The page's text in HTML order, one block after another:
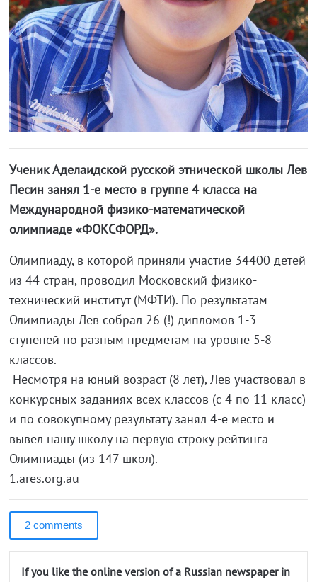
Ученик Аделаидской русской этнической школы Лев
Песин занял 1-е место в группе 4 класса на
Международной физико-математической
олимпиаде «ФОКСФОРД».
Олимпиаду, в которой приняли участие 34400 детей
из 44 стран, проводил Московский физико-
технический институт (МФТИ). По результатам
Олимпиады Лев собрал 26 (!) дипломов 1-3
ступеней по разным предметам на уровне 5-8
классов.
Несмотря на юный возраст (8 лет), Лев участвовал в
конкурсных заданиях всех классов (с 4 по 11 класс)
и по совокупному результату занял 4-е место и
вывел нашу школу на первую строку рейтинга
Олимпиады (из 147 школ).
1.ares.org.au
2 comments
If you like the online version of a Russian newspaper in